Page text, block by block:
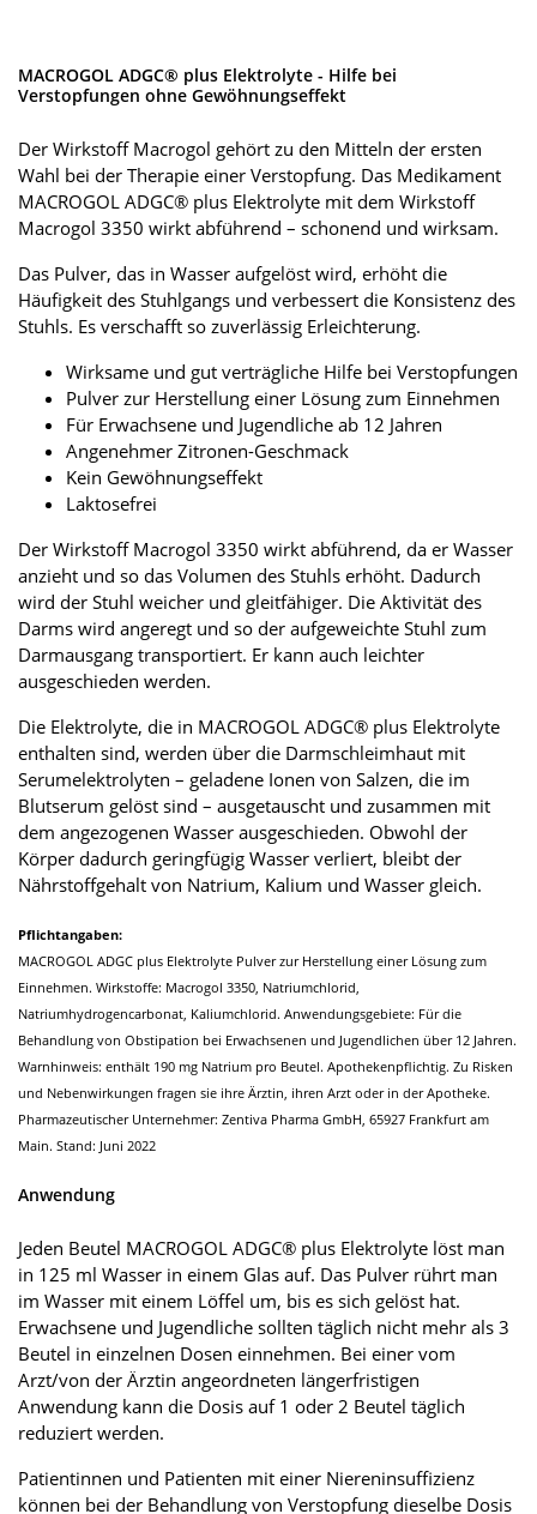
MACROGOL ADGC® plus Elektrolyte - Hilfe bei
Verstopfungen ohne Gewöhnungseffekt
Der Wirkstoff Macrogol gehört zu den Mitteln der ersten
Wahl bei der Therapie einer Verstopfung. Das Medikament
MACROGOL ADGC® plus Elektrolyte mit dem Wirkstoff
Macrogol 3350 wirkt abführend – schonend und wirksam.
Das Pulver, das in Wasser aufgelöst wird, erhöht die
Häufigkeit des Stuhlgangs und verbessert die Konsistenz des
Stuhls. Es verschafft so zuverlässig Erleichterung.
Wirksame und gut verträgliche Hilfe bei Verstopfungen
Pulver zur Herstellung einer Lösung zum Einnehmen
Für Erwachsene und Jugendliche ab 12 Jahren
Angenehmer Zitronen-Geschmack
Kein Gewöhnungseffekt
Laktosefrei
Der Wirkstoff Macrogol 3350 wirkt abführend, da er Wasser
anzieht und so das Volumen des Stuhls erhöht. Dadurch
wird der Stuhl weicher und gleitfähiger. Die Aktivität des
Darms wird angeregt und so der aufgeweichte Stuhl zum
Darmausgang transportiert. Er kann auch leichter
ausgeschieden werden.
Die Elektrolyte, die in MACROGOL ADGC® plus Elektrolyte
enthalten sind, werden über die Darmschleimhaut mit
Serumelektrolyten – geladene Ionen von Salzen, die im
Blutserum gelöst sind – ausgetauscht und zusammen mit
dem angezogenen Wasser ausgeschieden. Obwohl der
Körper dadurch geringfügig Wasser verliert, bleibt der
Nährstoffgehalt von Natrium, Kalium und Wasser gleich.
Pflichtangaben:
MACROGOL ADGC plus Elektrolyte Pulver zur Herstellung einer Lösung zum
Einnehmen. Wirkstoffe: Macrogol 3350, Natriumchlorid,
Natriumhydrogencarbonat, Kaliumchlorid. Anwendungsgebiete: Für die
Behandlung von Obstipation bei Erwachsenen und Jugendlichen über 12 Jahren.
Warnhinweis: enthält 190 mg Natrium pro Beutel. Apothekenpflichtig. Zu Risken
und Nebenwirkungen fragen sie ihre Ärztin, ihren Arzt oder in der Apotheke.
Pharmazeutischer Unternehmer: Zentiva Pharma GmbH, 65927 Frankfurt am
Main. Stand: Juni 2022
Anwendung
Jeden Beutel MACROGOL ADGC® plus Elektrolyte löst man
in 125 ml Wasser in einem Glas auf. Das Pulver rührt man
im Wasser mit einem Löffel um, bis es sich gelöst hat.
Erwachsene und Jugendliche sollten täglich nicht mehr als 3
Beutel in einzelnen Dosen einnehmen. Bei einer vom
Arzt/von der Ärztin angeordneten längerfristigen
Anwendung kann die Dosis auf 1 oder 2 Beutel täglich
reduziert werden.
Patientinnen und Patienten mit einer Niereninsuffizienz
können bei der Behandlung von Verstopfung dieselbe Dosis